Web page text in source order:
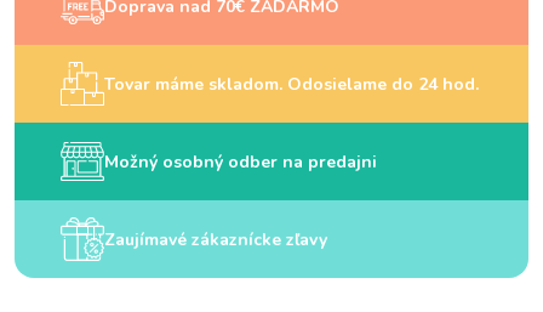
Doprava nad 70€ ZADARMO
Tovar máme skladom. Odosielame do 24 hod.
Možný osobný odber na predajni
Zaujímavé zákaznícke zľavy